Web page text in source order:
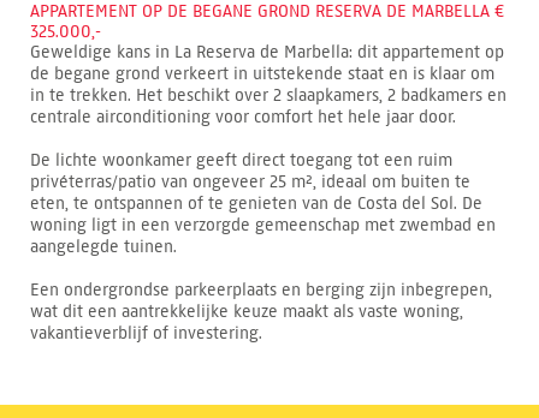
APPARTEMENT OP DE BEGANE GROND RESERVA DE MARBELLA €
325.000,-
Geweldige kans in La Reserva de Marbella: dit appartement op
de begane grond verkeert in uitstekende staat en is klaar om
in te trekken. Het beschikt over 2 slaapkamers, 2 badkamers en
centrale airconditioning voor comfort het hele jaar door.
De lichte woonkamer geeft direct toegang tot een ruim
privéterras/patio van ongeveer 25 m², ideaal om buiten te
eten, te ontspannen of te genieten van de Costa del Sol. De
woning ligt in een verzorgde gemeenschap met zwembad en
aangelegde tuinen.
Een ondergrondse parkeerplaats en berging zijn inbegrepen,
wat dit een aantrekkelijke keuze maakt als vaste woning,
vakantieverblijf of investering.